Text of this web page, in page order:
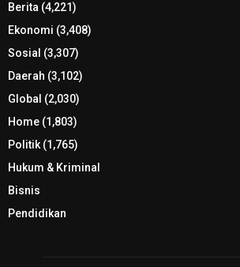
Berita (4,221)
Ekonomi (3,408)
Sosial (3,307)
Daerah (3,102)
Global (2,030)
Home (1,803)
Politik(1,765)
Hukum & Kriminal
Bisnis
Pendidikan